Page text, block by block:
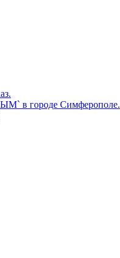
в городе Симферополе.